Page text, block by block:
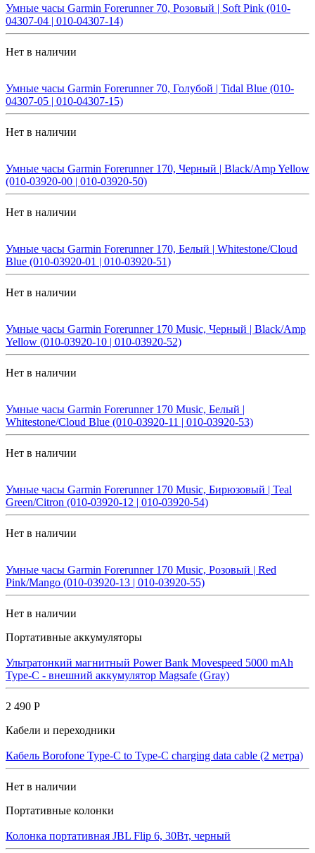
Умные часы Garmin Forerunner 70, Розовый | Soft Pink (010-
04307-04 | 010-04307-14)
Нет в наличии
Умные часы Garmin Forerunner 70, Голубой | Tidal Blue (010-
04307-05 | 010-04307-15)
Нет в наличии
Умные часы Garmin Forerunner 170, Черный | Black/Amp Yellow
(010-03920-00 | 010-03920-50)
Нет в наличии
Умные часы Garmin Forerunner 170, Белый | Whitestone/Cloud
Blue (010-03920-01 | 010-03920-51)
Нет в наличии
Умные часы Garmin Forerunner 170 Music, Черный | Black/Amp
Yellow (010-03920-10 | 010-03920-52)
Нет в наличии
Умные часы Garmin Forerunner 170 Music, Белый |
Whitestone/Cloud Blue (010-03920-11 | 010-03920-53)
Нет в наличии
Умные часы Garmin Forerunner 170 Music, Бирюзовый | Teal
Green/Citron (010-03920-12 | 010-03920-54)
Нет в наличии
Умные часы Garmin Forerunner 170 Music, Розовый | Red
Pink/Mango (010-03920-13 | 010-03920-55)
Нет в наличии
Портативные аккумуляторы
Ультратонкий магнитный Power Bank Movespeed 5000 mAh
Type-C - внешний аккумулятор Magsafe (Gray)
2 490 Р
Кабели и переходники
Кабель Borofone Type-C to Type-C charging data cable (2 метра)
Нет в наличии
Портативные колонки
Колонка портативная JBL Flip 6, 30Вт, черный